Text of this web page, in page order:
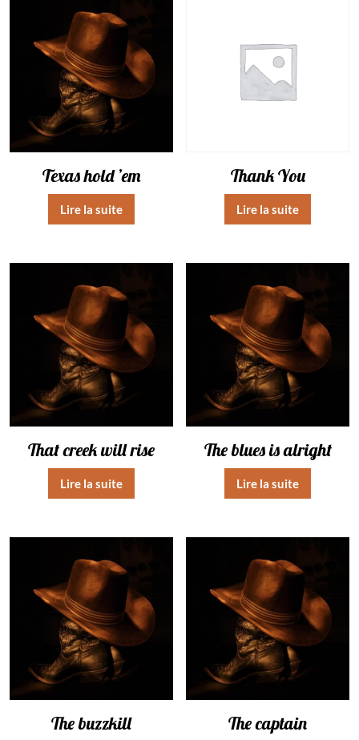
Texas hold ’em
Lire la suite
Thank You
Lire la suite
That creek will rise
Lire la suite
The blues is alright
Lire la suite
The buzzkill The captain